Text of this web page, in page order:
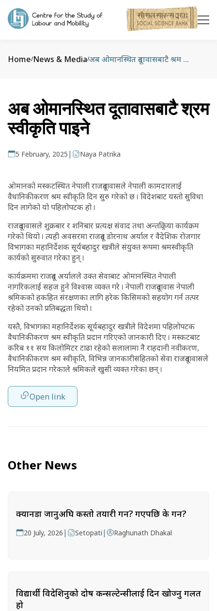
Home/News & Media/ अब ओमानस्थित दूतावासबाटै श्रम स्वीकृति पाइने
अब ओमानस्थित दूतावासबाटै श्रम
स्वीकृति पाइने
5 February, 2025 | Naya Patrika
ओमानको मस्कटस्थित नेपाली राजदूतावासले नेपाली कामदारलाई
वैधानिकीकरण श्रम स्वीकृति दिन सुरु गरेको छ । विदेशबाट यस्तो सुविधा
दिन लागेको यो पहिलोपटक हो ।
राजदूतावासले शुक्रबार र शनिबार प्रत्यक्ष संवाद तथा अन्तक्र्रिया कार्यक्रम
गरेको थियो । त्यही अवसरमा राजदूत डोरनाथ अर्याल र वैदेशिक रोजगार
विभागका महानिर्देशक सूर्यबहादुर खत्रीले संयुक्त रूपमा श्रमस्वीकृति
कार्यको सुरुवात गरेका हुन् ।
कार्यक्रममा राजदूत अर्यालले उक्त सेवाबाट ओमानस्थित नेपाली
नागरिकलाई सहज हुने विश्वास व्यक्त गरे । नेपाली राजदूतावास नेपाली
श्रमिकको हकहित संरक्षणका लागि हरेक किसिमको सहयोग गर्न तत्पर
रहेको उनको प्रतिबद्धता थियो ।
यस्तै, विभागका महानिर्देशक सूर्यबहादुर खत्रीले विदेशमा पहिलोपटक
वैधानिकीकरण श्रम स्वीकृति प्रदान गरिएको जानकारी दिए । मस्कटबाट
करिब ११ सय किलोमिटर टाढा रहेको सलालामा नै राहदानी नवीकरण,
वैधानिकीकरण श्रम स्वीकृति, विभिन्न जानकारीसहितको सेवा राजदूतावासले
नियमित प्रदान गरेकाले श्रमिकले खुसी व्यक्त गरेका छन् ।
Open link
Other News
क्यानडा जानुअघि कस्तो तयारी गर्ने? गएपछि के गर्ने?
20 July, 2026 | Setopati | Raghunath Dhakal
विद्यार्थी विदेशिनुको दोष कन्सल्टेन्सीलाई दिन खोज्नु गलत
हो